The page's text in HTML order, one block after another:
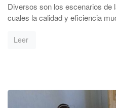
Diversos son los escenarios de
cuales la calidad y eficiencia
Leer